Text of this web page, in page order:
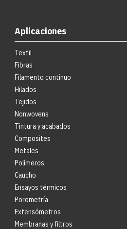
Aplicaciones
Textil
Fibras
Filamento continuo
Hilados
Tejidos
Nonwovens
Tintura y acabados
Composites
Metales
Polímeros
Caucho
Ensayos térmicos
Porometría
Extensómetros
Membranas y filtros